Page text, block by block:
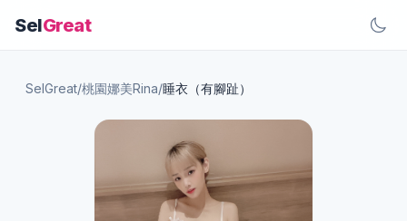
SelGreat
SelGreat/桃園娜美Rina/睡衣（有腳趾）